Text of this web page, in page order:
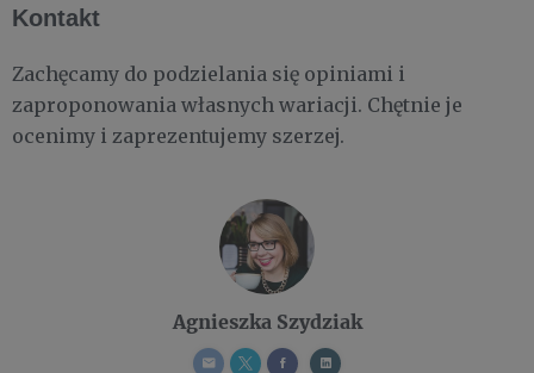
Kontakt
Zachęcamy do podzielania się opiniami i
zaproponowania własnych wariacji. Chętnie je
ocenimy i zaprezentujemy szerzej.
Agnieszka Szydziak